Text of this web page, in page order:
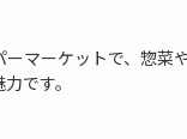
マーケットで、惣
です。